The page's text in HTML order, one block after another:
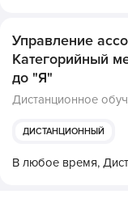
Управление
Категорийный
до "Я"
Дистанционное
ДИСТАНЦИОННЫЙ
В любое время,